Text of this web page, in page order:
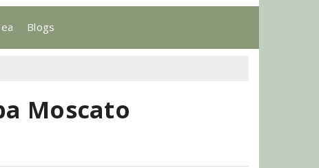
Blogs
Moscato